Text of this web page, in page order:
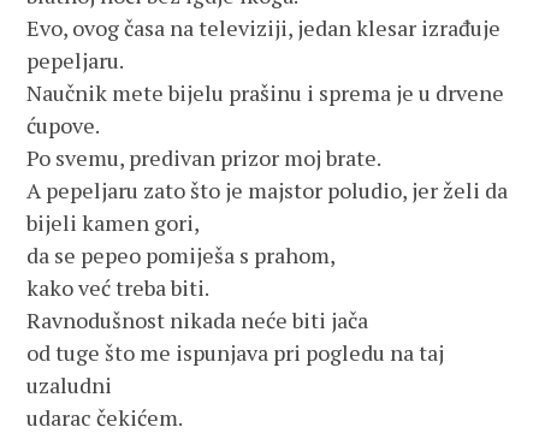
Evo, ovog časa na televiziji, jedan klesar izrađuje
pepeljaru.
Naučnik mete bijelu prašinu i sprema je u drvene
ćupove.
Po svemu, predivan prizor moj brate.
A pepeljaru zato što je majstor poludio, jer želi da
bijeli kamen gori,
da se pepeo pomiješa s prahom,
kako već treba biti.
Ravnodušnost nikada neće biti jača
od tuge što me ispunjava pri pogledu na taj
uzaludni
udarac čekićem.